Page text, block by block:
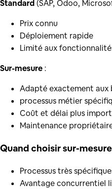
Standard(SAP, Odoo,
Prix connu
Déploiement rapide
Limité aux
Sur-mesure :
Adapté exactement aux
processus métier
Coût et délai plus
Maintenance
Quand choisir sur-
Processus très
Avantage concurrentiel